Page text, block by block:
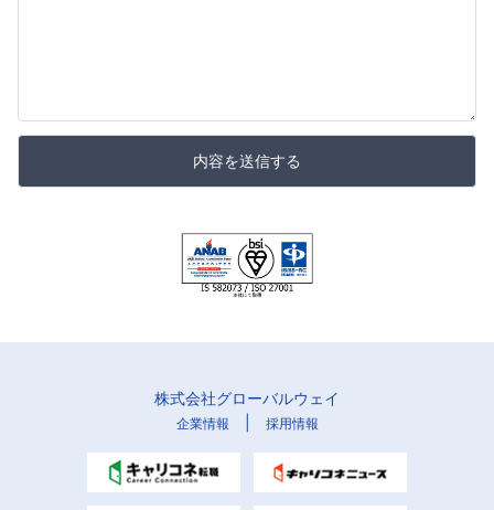
内容を送信する
株式会社グローバルウェイ
企業情報 採用情報